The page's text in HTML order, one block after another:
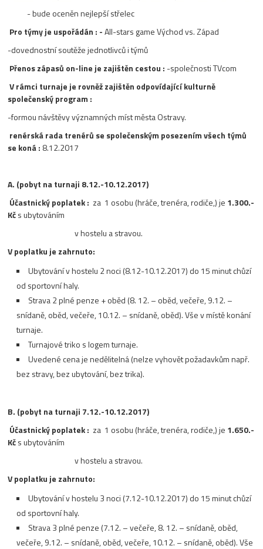
- bude oceněn nejlepší střelec
Pro týmy je uspořádán : -All-stars game Východ vs. Západ
-dovednostní soutěže jednotlivců i týmů
Přenos zápasů on-line je zajištěn cestou : -společnosti TVcom
V rámci turnaje je rovněž zajištěn odpovídající kulturně
společenský program :
-formou návštěvy významných míst města Ostravy.
renérská rada trenérů se společenským posezením všech týmů
se koná : 8.12.2017
A. (pobyt na turnaji 8.12.-10.12.2017)
Účastnický poplatek : za 1 osobu (hráče, trenéra, rodiče,) je 1.300.-
Kčs ubytováním
v hostelu a stravou.
V poplatku je zahrnuto:
Ubytování v hostelu 2 noci (8.12-10.12.2017) do 15 minut chůzí
od sportovní haly.
Strava 2 plné penze + oběd (8. 12. – oběd, večeře, 9.12. –
snídaně, oběd, večeře, 10.12. – snídaně, oběd). Vše v místě konání
turnaje.
Turnajové triko s logem turnaje.
Uvedené cena je nedělitelná (nelze vyhovět požadavkům např.
bez stravy, bez ubytování, bez trika).
B. (pobyt na turnaji 7.12.-10.12.2017)
Účastnický poplatek : za 1 osobu (hráče, trenéra, rodiče,) je 1.650.-
Kčs ubytováním
v hostelu a stravou.
V poplatku je zahrnuto:
Ubytování v hostelu 3 noci (7.12-10.12.2017) do 15 minut chůzí
od sportovní haly.
Strava 3 plné penze (7.12. – večeře, 8. 12. – snídaně, oběd,
večeře, 9.12. – snídaně, oběd, večeře, 10.12. – snídaně, oběd). Vše